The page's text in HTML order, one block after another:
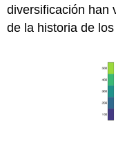
diversificación han
de la historia de